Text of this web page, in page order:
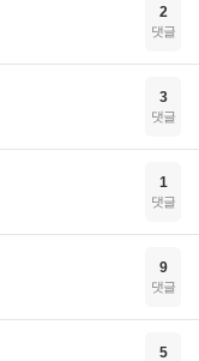
2
댓글
3
댓글
1
댓글
9
댓글
5